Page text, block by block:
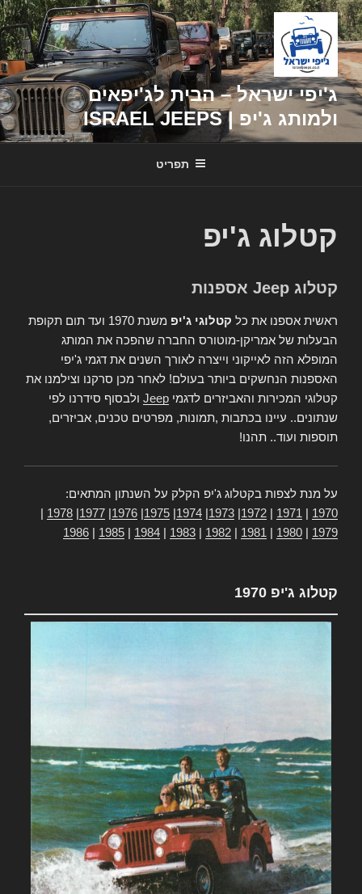
דילוג
לתוכן
ג'יפי ישראל – הבית לג'יפאים
ולמותג ג'יפ | ISRAEL JEEPS
תפריט
קטלוג ג'יפ
קטלוג Jeep אספנות
ראשית אספנו את כל קטלוגי ג'יפ
משנת 1970 ועד תום תקופת
הבעלות של אמריקן-מוטורס החברה שהפכה את המותג
המופלא הזה לאייקוני וייצרה לאורך השנים את דגמי ג'יפי
האספנות הנחשקים ביותר בעולם! לאחר מכן סרקנו וצילמנו את
קטלוגי המכירות והאביזרים לדגמי Jeep ולבסוף סידרנו לפי
שנתונים.. עיינו בכתבות ,תמונות, מפרטים טכנים, אביזרים,
תוספות ועוד.. תהנו!
על מנת לצפות בקטלוג ג'יפ הקלק על השנתון המתאים:
1970
1971
1972
1973
1974
1975
1976
1977
1978
1979
1980
1981
1982
1983
1984
1985
1986
קטלוג ג'יפ 1970